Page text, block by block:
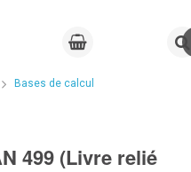
Bases de calcul
499 (Livre relié